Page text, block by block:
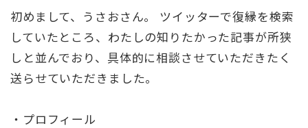
初めまして、うさおさん。 ツイッターで復縁を検索
していたところ、わたしの知りたかった記事が所狭
しと並んでおり、具体的に相談させていただきたく
送らせていただきました。
・プロフィール